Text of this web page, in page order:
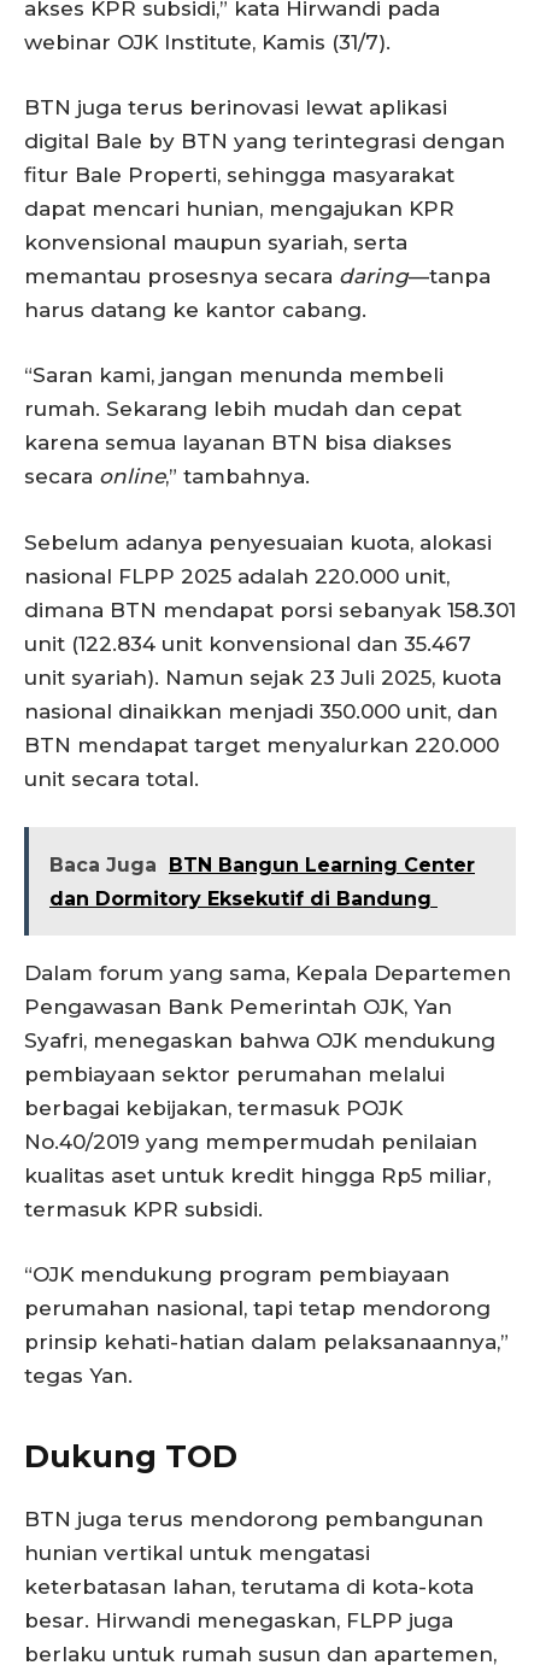
akses KPR subsidi,” kata Hirwandi pada
webinar OJK Institute, Kamis (31/7).
BTN juga terus berinovasi lewat aplikasi
digital Bale by BTN yang terintegrasi dengan
fitur Bale Properti, sehingga masyarakat
dapat mencari hunian, mengajukan KPR
konvensional maupun syariah, serta
memantau prosesnya secara daring—tanpa
harus datang ke kantor cabang.
“Saran kami, jangan menunda membeli
rumah. Sekarang lebih mudah dan cepat
karena semua layanan BTN bisa diakses
secara online,” tambahnya.
Sebelum adanya penyesuaian kuota, alokasi
nasional FLPP 2025 adalah 220.000 unit,
dimana BTN mendapat porsi sebanyak 158.301
unit (122.834 unit konvensional dan 35.467
unit syariah). Namun sejak 23 Juli 2025, kuota
nasional dinaikkan menjadi 350.000 unit, dan
BTN mendapat target menyalurkan 220.000
unit secara total.
Baca Juga
BTN Bangun Learning Center
dan Dormitory Eksekutif di Bandung
Dalam forum yang sama, Kepala Departemen
Pengawasan Bank Pemerintah OJK, Yan
Syafri, menegaskan bahwa OJK mendukung
pembiayaan sektor perumahan melalui
berbagai kebijakan, termasuk POJK
No.40/2019 yang mempermudah penilaian
kualitas aset untuk kredit hingga Rp5 miliar,
termasuk KPR subsidi.
“OJK mendukung program pembiayaan
perumahan nasional, tapi tetap mendorong
prinsip kehati-hatian dalam pelaksanaannya,”
tegas Yan.
Dukung TOD
BTN juga terus mendorong pembangunan
hunian vertikal untuk mengatasi
keterbatasan lahan, terutama di kota-kota
besar. Hirwandi menegaskan, FLPP juga
berlaku untuk rumah susun dan apartemen,